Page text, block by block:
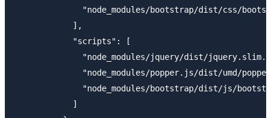
"node_modules/bootstrap/dist/css/
            ],
            "scripts": [
"node_modules/jquery/dist/
"node_modules/popper.js/dist/umd/
"node_modules/bootstrap/dist/js/
            ]